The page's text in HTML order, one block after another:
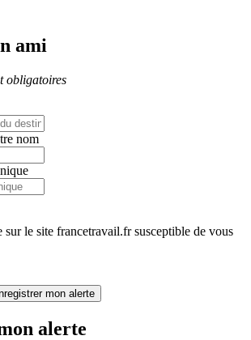
ami
obligatoires
nom
le site francetravail.fr susceptible de vous
mon alerte
alerte